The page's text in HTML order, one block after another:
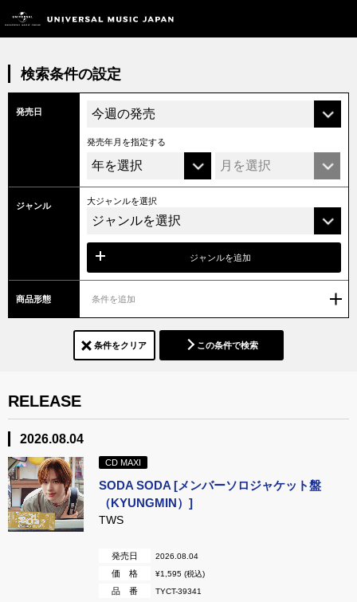
検索条件の設定
発売日
発売年月を指定する
ジャンル 大ジャンルを選択
ジャンルを追加
商品形態 条件を追加
条件をクリア この条件で検索
RELEASE
2026.08.04
CD MAXI
SODA SODA [メンバーソロジャケット盤
（KYUNGMIN）]
TWS
発売日 2026.08.04
価 格 ¥1,595 (税込)
品 番 TYCT-39341